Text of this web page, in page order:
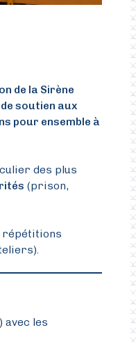
de la Sirène
soutien aux
pour ensemble à
des plus
(prison,
répétitions
avec les